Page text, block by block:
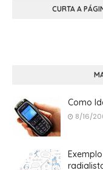
CURTA A
Como
8/16/